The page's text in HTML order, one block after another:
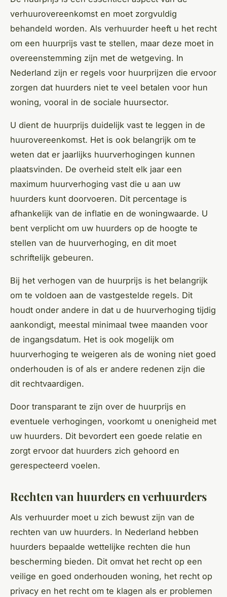
verhuurovereenkomst en moet zorgvuldig
behandeld worden. Als verhuurder heeft u het recht
om een huurprijs vast te stellen, maar deze moet in
overeenstemming zijn met de wetgeving. In
Nederland zijn er regels voor huurprijzen die ervoor
zorgen dat huurders niet te veel betalen voor hun
woning, vooral in de sociale huursector.
U dient de huurprijs duidelijk vast te leggen in de
huurovereenkomst. Het is ook belangrijk om te
weten dat er jaarlijks huurverhogingen kunnen
plaatsvinden. De overheid stelt elk jaar een
maximum huurverhoging vast die u aan uw
huurders kunt doorvoeren. Dit percentage is
afhankelijk van de inflatie en de woningwaarde. U
bent verplicht om uw huurders op de hoogte te
stellen van de huurverhoging, en dit moet
schriftelijk gebeuren.
Bij het verhogen van de huurprijs is het belangrijk
om te voldoen aan de vastgestelde regels. Dit
houdt onder andere in dat u de huurverhoging tijdig
aankondigt, meestal minimaal twee maanden voor
de ingangsdatum. Het is ook mogelijk om
huurverhoging te weigeren als de woning niet goed
onderhouden is of als er andere redenen zijn die
dit rechtvaardigen.
Door transparant te zijn over de huurprijs en
eventuele verhogingen, voorkomt u onenigheid met
uw huurders. Dit bevordert een goede relatie en
zorgt ervoor dat huurders zich gehoord en
gerespecteerd voelen.
Rechten van huurders en verhuurders
Als verhuurder moet u zich bewust zijn van de
rechten van uw huurders. In Nederland hebben
huurders bepaalde wettelijke rechten die hun
bescherming bieden. Dit omvat het recht op een
veilige en goed onderhouden woning, het recht op
privacy en het recht om te klagen als er problemen